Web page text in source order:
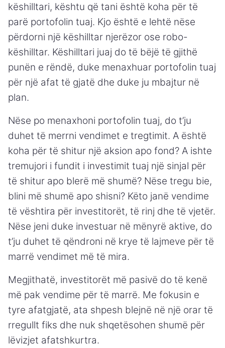
këshilltari, kështu që tani është koha për të
parë portofolin tuaj. Kjo është e lehtë nëse
përdorni një këshilltar njerëzor ose robo-
këshilltar. Këshilltari juaj do të bëjë të gjithë
punën e rëndë, duke menaxhuar portofolin tuaj
për një afat të gjatë dhe duke ju mbajtur në
plan.
Nëse po menaxhoni portofolin tuaj, do t’ju
duhet të merrni vendimet e tregtimit. A është
koha për të shitur një aksion apo fond? A ishte
tremujori i fundit i investimit tuaj një sinjal për
të shitur apo blerë më shumë? Nëse tregu bie,
blini më shumë apo shisni? Këto janë vendime
të vështira për investitorët, të rinj dhe të vjetër.
Nëse jeni duke investuar në mënyrë aktive, do
t’ju duhet të qëndroni në krye të lajmeve për të
marrë vendimet më të mira.
Megjithatë, investitorët më pasivë do të kenë
më pak vendime për të marrë. Me fokusin e
tyre afatgjatë, ata shpesh blejnë në një orar të
rregullt fiks dhe nuk shqetësohen shumë për
lëvizjet afatshkurtra.